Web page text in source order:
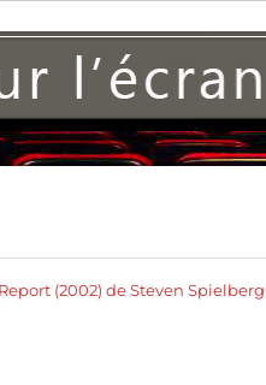
(2002) de Steven Spielberg